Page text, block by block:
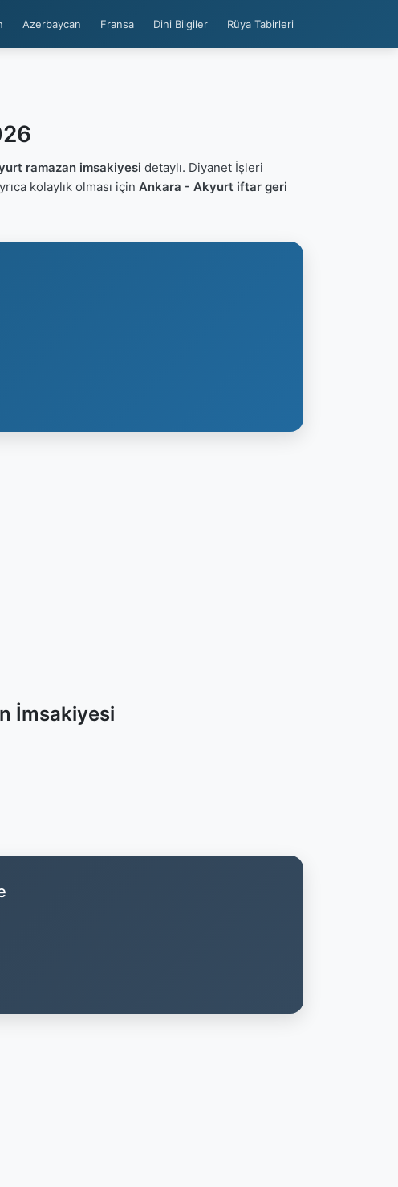
Azerbaycan Fransa Dini Bilgiler Rüya Tabirleri
ramazan imsakiyesi detaylı. Diyanet İşleri
kolaylık olması için Ankara - Akyurt iftar geri
İmsakiyesi